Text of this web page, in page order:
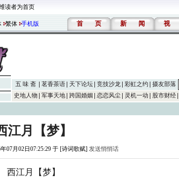
读者为首页
繁体 手机版 首 页 新 闻 视
五 味 斋 茗香茶语 天下论坛 竞技沙龙 彩虹之约 摄友部落
史地人物
军事天地 跨国婚姻 恋恋风尘 灵机一动 股市财经
江月【梦】
07月02日07:25:29 于 [诗词歌赋] 发送悄悄话
西江月【梦】